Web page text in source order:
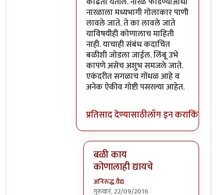
नारळाला मध्यभागी गोलाकार पाणी
लावले जाते. ते का लावले जाते
याविषयीही कोणालाच माहिती
नाही. याचाही संबंध कदाचित
बळीशी जोडला जाईल. लिंबू उभे
कापणे असेच अशुभ समजले जाते.
एकंदरीत सगळाच गोंधळ आहे व
अनेक ऐकीव गोष्टी पसरल्या आहेत.
प्रतिसाद देण्यासाठीलॉग इन कराकिंवा
बळी काय
कोणालाही द्यायचे
अनिरुद्ध.वैद्य
गुरुवार, 22/09/2016